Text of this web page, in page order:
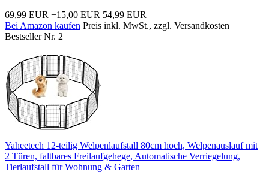
69,99 EUR −15,00 EUR 54,99 EUR
Bei Amazon kaufen Preis inkl. MwSt., zzgl. Versandkosten
Bestseller Nr. 2
Yaheetech 12-teilig Welpenlaufstall 80cm hoch, Welpenauslauf mit
2 Türen, faltbares Freilaufgehege, Automatische Verriegelung,
Tierlaufstall für Wohnung & Garten